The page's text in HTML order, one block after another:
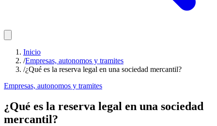
Inicio
/Empresas, autonomos y tramites
/¿Qué es la reserva legal en una sociedad mercantil?
Empresas, autonomos y tramites
¿Qué es la reserva legal en una sociedad
mercantil?